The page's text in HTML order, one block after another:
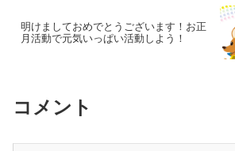
明けましておめでとうございます！お正
月活動で元気いっぱい活動しよう！
コメント